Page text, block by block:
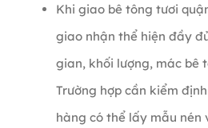
Khi giao bê tông tươi
giao nhận thể hiện đầy
gian, khối lượng, mác bê
Trường hợp cần kiểm
hàng có thể lấy mẫu nén